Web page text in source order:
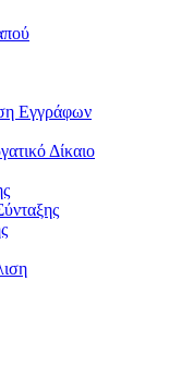
Εγγράφων
Δίκαιο